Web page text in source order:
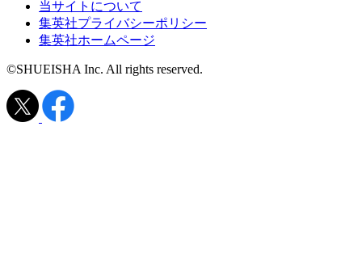
当サイトについて
集英社プライバシーポリシー
集英社ホームページ
©SHUEISHA Inc. All rights reserved.